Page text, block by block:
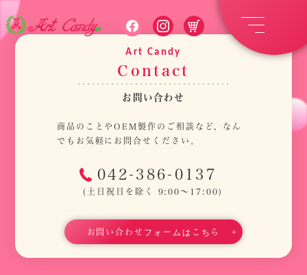
Art Candy
C ont a ct
お 問 い 合 わせ
商品のことやOEM製作のご相談など、なん
でもお気軽にお問合せください。
042-386-0137
(土日祝日を除く 9:00～17:00)